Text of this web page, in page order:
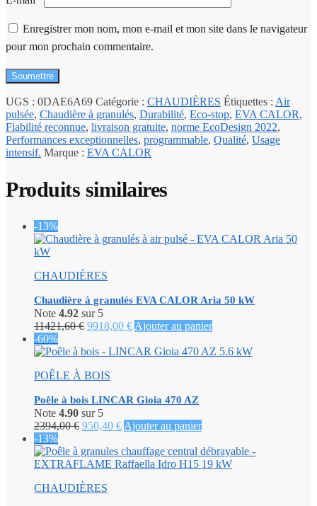
Enregistrer mon nom, mon e-mail et mon site dans le navigateur
pour mon prochain commentaire.
UGS : 0DAE6A69 Catégorie : CHAUDIÈRES Étiquettes : Air
pulsée, Chaudière à granulés, Durabilité, Eco-stop, EVA CALOR,
Fiabilité reconnue, livraison gratuite, norme EcoDesign 2022,
Performances exceptionnelles, programmable, Qualité, Usage
intensif. Marque : EVA CALOR
Produits similaires
-13%
CHAUDIÈRES
Chaudière à granulés EVA CALOR Aria 50 kW
Note 4.92 sur 5
11421,60€ Le
initial
11421,60 €.
9918,00 €Le
actuel
Ajouter au panier
-60%
POÊLE À BOIS
Poêle à bois LINCAR Gioia 470 AZ
Note 4.90 sur 5
2394,00€ Le
initial
était :
950,40 €Le
actuel
est :
Ajouter au panier
-13%
CHAUDIÈRES